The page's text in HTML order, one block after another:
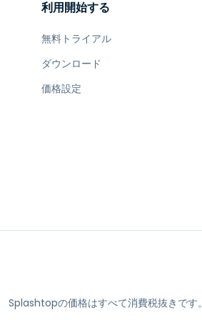
利用開始する
無料トライアル
ダウンロード
価格設定
Splashtopの価格はすべて消費税抜きです。